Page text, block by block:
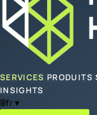
SERVICES PRODUITS
INSIGHTS
🌐fr▾